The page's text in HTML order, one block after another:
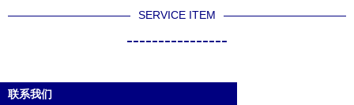
SERVICE ITEM
----------------
联系我们